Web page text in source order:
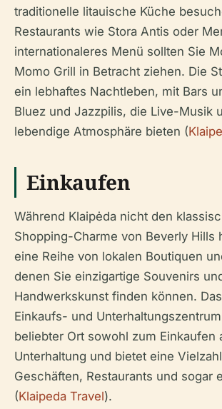
traditionelle litauische Küche
Restaurants wie Stora Antis oder
internationaleres Menü sollten Sie
Momo Grill in Betracht ziehen. Die
ein lebhaftes Nachtleben, mit Bars
Bluez und Jazzpilis, die Live-Musik
lebendige Atmosphäre bieten (
Einkaufen
Während Klaipėda nicht den
Shopping-Charme von Beverly Hills
eine Reihe von lokalen Boutiquen
denen Sie einzigartige Souvenirs
Handwerkskunst finden können.
Einkaufs- und
beliebter Ort sowohl zum Einkaufen
Unterhaltung und bietet eine
Geschäften, Restaurants und sogar
(Klaipeda Travel).